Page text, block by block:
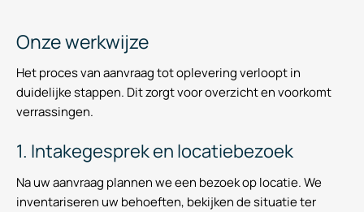
Onze werkwijze
Het proces van aanvraag tot oplevering verloopt in
duidelijke stappen. Dit zorgt voor overzicht en voorkomt
verrassingen.
1. Intakegesprek en locatiebezoek
Na uw aanvraag plannen we een bezoek op locatie. We
inventariseren uw behoeften, bekijken de situatie ter